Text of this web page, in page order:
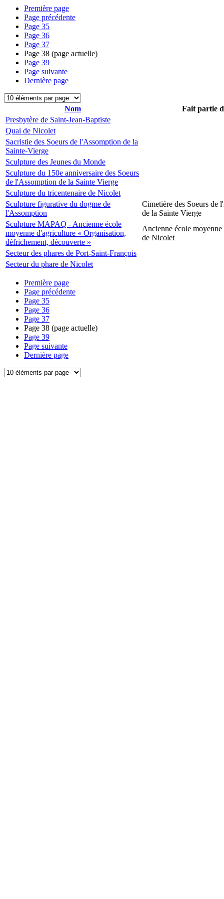
Première page
Page précédente
Page 35
Page 36
Page 37
Page 38 (page actuelle)
Page 39
Page suivante
Dernière page
Nom
Fait partie
Presbytère de Saint-Jean-Baptiste
Quai de Nicolet
Sacristie des Soeurs de l'Assomption de la
Sainte-Vierge
Sculpture des Jeunes du Monde
Sculpture du 150e anniversaire des Soeurs
de l'Assomption de la Sainte Vierge
Sculpture du tricentenaire de Nicolet
Sculpture figurative du dogme de
l'Assomption
Cimetière des Soeurs de
de la Sainte Vierge
Sculpture MAPAQ - Ancienne école
moyenne d'agriculture « Organisation,
défrichement, découverte »
Ancienne école
de Nicolet
Secteur des phares de Port-Saint-François
Secteur du phare de Nicolet
Première page
Page précédente
Page 35
Page 36
Page 37
Page 38 (page actuelle)
Page 39
Page suivante
Dernière page